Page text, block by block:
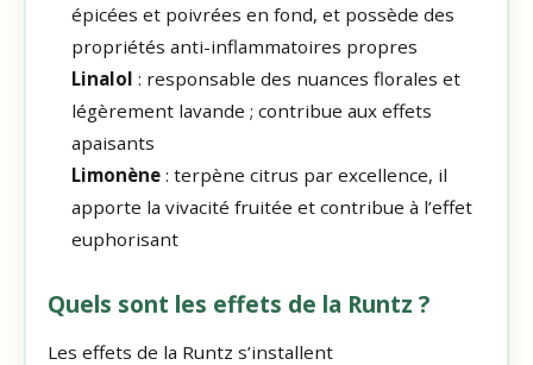
épicées et poivrées en fond, et possède des
propriétés anti-inflammatoires propres
Linalol : responsable des nuances florales et
légèrement lavande ; contribue aux effets
apaisants
Limonène: terpène citrus par excellence, il
apporte la vivacité fruitée et contribue à l’effet
euphorisant
Quels sont les effets de la Runtz ?
Les effets de la Runtz s’installent